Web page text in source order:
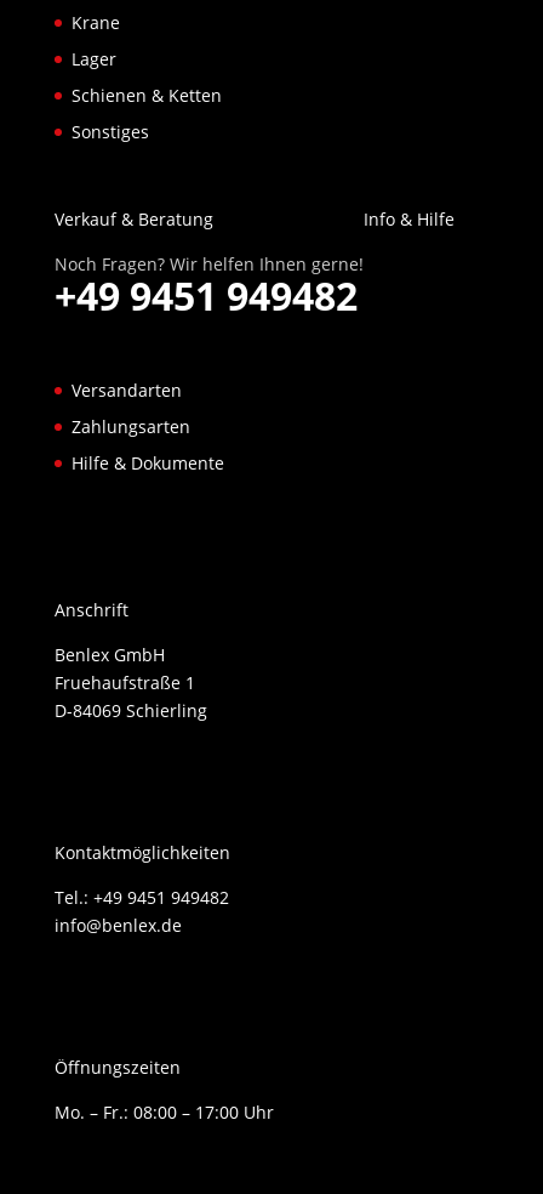
Krane
Lager
Schienen & Ketten
Sonstiges
Verkauf & Beratung
Noch Fragen? Wir helfen Ihnen gerne!
+49 9451 949482
Info & Hilfe
Versandarten
Zahlungsarten
Hilfe & Dokumente
Anschrift
Benlex GmbH
Fruehaufstraße 1
D-84069 Schierling
Kontaktmöglichkeiten
Tel.: +49 9451 949482
info@benlex.de
Öffnungszeiten
Mo. – Fr.: 08:00 – 17:00 Uhr